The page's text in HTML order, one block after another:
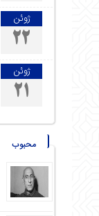
ژوئن
22
ژوئن
21
محبوب